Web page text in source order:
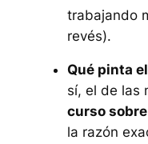
trabajando
revés).
Qué pinta
sí, el de las
curso
la razón